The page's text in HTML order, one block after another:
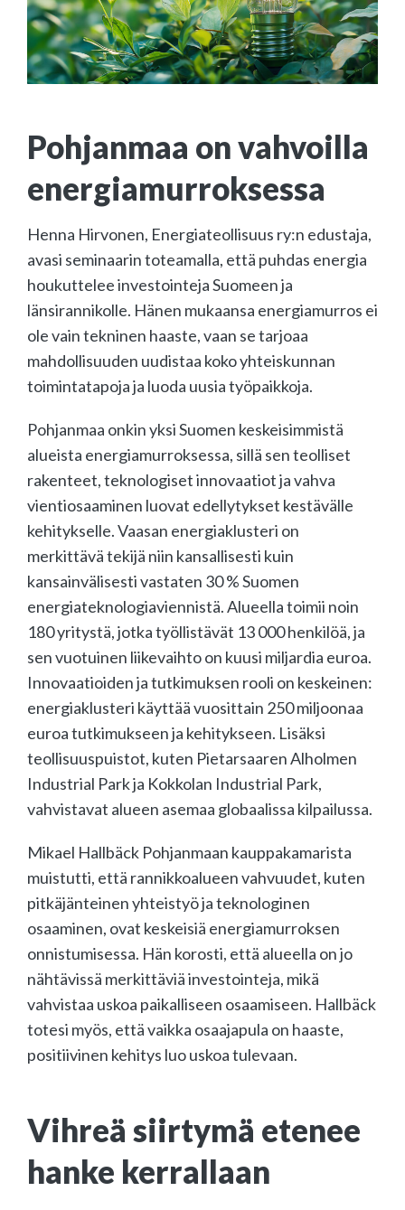
Pohjanmaa on vahvoilla
energiamurroksessa
Henna Hirvonen, Energiateollisuus ry:n edustaja,
avasi seminaarin toteamalla, että puhdas energia
houkuttelee investointeja Suomeen ja
länsirannikolle. Hänen mukaansa energiamurros ei
ole vain tekninen haaste, vaan se tarjoaa
mahdollisuuden uudistaa koko yhteiskunnan
toimintatapoja ja luoda uusia työpaikkoja.
Pohjanmaa onkin yksi Suomen keskeisimmistä
alueista energiamurroksessa, sillä sen teolliset
rakenteet, teknologiset innovaatiot ja vahva
vientiosaaminen luovat edellytykset kestävälle
kehitykselle. Vaasan energiaklusteri on
merkittävä tekijä niin kansallisesti kuin
kansainvälisesti vastaten 30 % Suomen
energiateknologiaviennistä. Alueella toimii noin
180 yritystä, jotka työllistävät 13 000 henkilöä, ja
sen vuotuinen liikevaihto on kuusi miljardia euroa.
Innovaatioiden ja tutkimuksen rooli on keskeinen:
energiaklusteri käyttää vuosittain 250 miljoonaa
euroa tutkimukseen ja kehitykseen. Lisäksi
teollisuuspuistot, kuten Pietarsaaren Alholmen
Industrial Park ja Kokkolan Industrial Park,
vahvistavat alueen asemaa globaalissa kilpailussa.
Mikael Hallbäck Pohjanmaan kauppakamarista
muistutti, että rannikkoalueen vahvuudet, kuten
pitkäjänteinen yhteistyö ja teknologinen
osaaminen, ovat keskeisiä energiamurroksen
onnistumisessa. Hän korosti, että alueella on jo
nähtävissä merkittäviä investointeja, mikä
vahvistaa uskoa paikalliseen osaamiseen. Hallbäck
totesi myös, että vaikka osaajapula on haaste,
positiivinen kehitys luo uskoa tulevaan.
Vihreä siirtymä etenee
hanke kerrallaan